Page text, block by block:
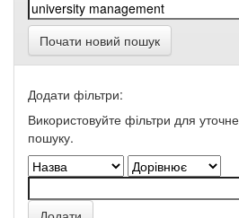
Почати новий пошук
Додати фільтри:
Використовуйте фільтри для
пошуку.